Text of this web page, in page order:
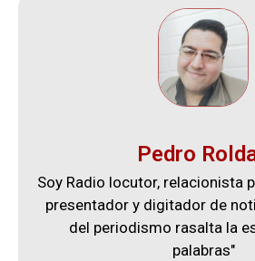
Pedro
Soy Radio locutor, relacionista
presentador y digitador de
del periodismo rasalta la
palabras"